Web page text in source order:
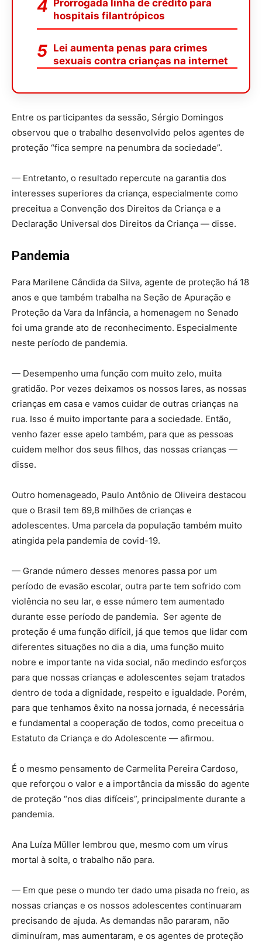
Prorrogada linha de crédito para
hospitais filantrópicos
Lei aumenta penas para crimes
sexuais contra crianças na internet
Entre os participantes da sessão, Sérgio Domingos
observou que o trabalho desenvolvido pelos agentes de
proteção “fica sempre na penumbra da sociedade”.
— Entretanto, o resultado repercute na garantia dos
interesses superiores da criança, especialmente como
preceitua a Convenção dos Direitos da Criança e a
Declaração Universal dos Direitos da Criança — disse.
Pandemia
Para Marilene Cândida da Silva, agente de proteção há 18
anos e que também trabalha na Seção de Apuração e
Proteção da Vara da Infância, a homenagem no Senado
foi uma grande ato de reconhecimento. Especialmente
neste período de pandemia.
— Desempenho uma função com muito zelo, muita
gratidão. Por vezes deixamos os nossos lares, as nossas
crianças em casa e vamos cuidar de outras crianças na
rua. Isso é muito importante para a sociedade. Então,
venho fazer esse apelo também, para que as pessoas
cuidem melhor dos seus filhos, das nossas crianças —
disse.
Outro homenageado, Paulo Antônio de Oliveira destacou
que o Brasil tem 69,8 milhões de crianças e
adolescentes. Uma parcela da população também muito
atingida pela pandemia de covid-19.
— Grande número desses menores passa por um
período de evasão escolar, outra parte tem sofrido com
violência no seu lar, e esse número tem aumentado
durante esse período de pandemia. Ser agente de
proteção é uma função difícil, já que temos que lidar com
diferentes situações no dia a dia, uma função muito
nobre e importante na vida social, não medindo esforços
para que nossas crianças e adolescentes sejam tratados
dentro de toda a dignidade, respeito e igualdade. Porém,
para que tenhamos êxito na nossa jornada, é necessária
e fundamental a cooperação de todos, como preceitua o
Estatuto da Criança e do Adolescente — afirmou.
É o mesmo pensamento de Carmelita Pereira Cardoso,
que reforçou o valor e a importância da missão do agente
de proteção “nos dias difíceis”, principalmente durante a
pandemia.
Ana Luíza Müller lembrou que, mesmo com um vírus
mortal à solta, o trabalho não para.
— Em que pese o mundo ter dado uma pisada no freio, as
nossas crianças e os nossos adolescentes continuaram
precisando de ajuda. As demandas não pararam, não
diminuíram, mas aumentaram, e os agentes de proteção